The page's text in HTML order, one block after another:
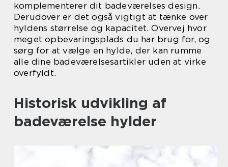
komplementerer dit badeværelses design.
Derudover er det også vigtigt at tænke over
hyldens størrelse og kapacitet. Overvej hvor
meget opbevaringsplads du har brug for, og
sørg for at vælge en hylde, der kan rumme
alle dine badeværelsesartikler uden at virke
overfyldt.
Historisk udvikling af
badeværelse hylder